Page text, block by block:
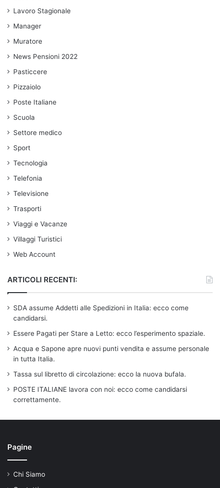
Lavoro Stagionale
Manager
Muratore
News Pensioni 2022
Pasticcere
Pizzaiolo
Poste Italiane
Scuola
Settore medico
Sport
Tecnologia
Telefonia
Televisione
Trasporti
Viaggi e Vacanze
Villaggi Turistici
Web Account
ARTICOLI RECENTI:
SDA assume Addetti alle Spedizioni in Italia: ecco come
candidarsi.
Essere Pagati per Stare a Letto: ecco l’esperimento spaziale.
Acqua e Sapone apre nuovi punti vendita e assume personale
in tutta Italia.
Tassa sul libretto di circolazione: ecco la nuova bufala.
POSTE ITALIANE lavora con noi: ecco come candidarsi
correttamente.
Pagine
Chi Siamo